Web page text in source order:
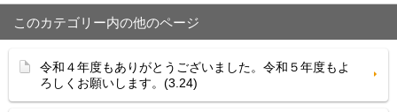
このカテゴリー内の他のページ
令和４年度もありがとうございました。令和５年度もよ
ろしくお願いします。(3.24)